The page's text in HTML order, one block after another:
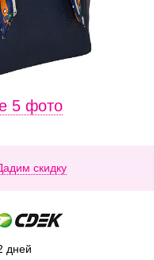
5 фото
скидку
дней